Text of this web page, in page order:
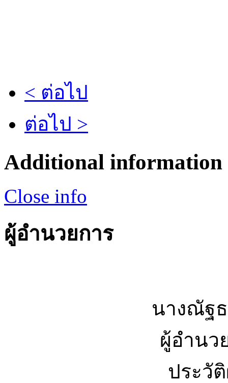
< ต่อไป
ต่อไป >
Additional information
Close info
ผู้อำนวยการ
นางณัฐ
ผู้อำนว
ประวั